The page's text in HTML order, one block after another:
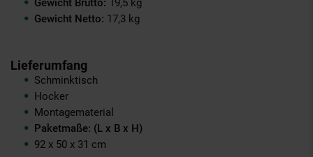
Gewicht Brutto: 19,5 kg
Gewicht Netto: 17,3 kg
Lieferumfang
Schminktisch
Hocker
Montagematerial
Paketmaße: (L x B x H)
92 x 50 x 31 cm